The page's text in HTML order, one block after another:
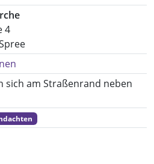
4
sich am Straßenrand neben